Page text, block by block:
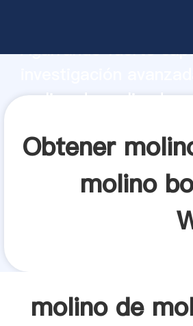
Agarrando fuerte
molino de molienda
Obtener
molino
molino de